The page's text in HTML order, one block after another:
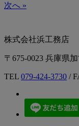
次へ »
株式会社浜工務店
〒675-0023 兵庫県
TEL 079-424-3730 /